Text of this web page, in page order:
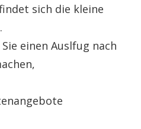
sich die kleine
einen Auslfug nach